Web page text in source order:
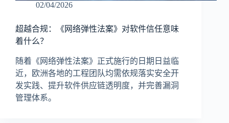
02/04/2026
超越合规：《网络弹性法案》对软件信任意味
着什么？
随着《网络弹性法案》正式施行的日期日益临
近，欧洲各地的工程团队均需依规落实安全开
发实践、提升软件供应链透明度，并完善漏洞
管理体系。